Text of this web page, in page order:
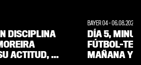
DISCIPLINA
ACTITUD, SU
BAYER 04-06.08.2026
DÍA 5,
FÚTBOL-
MAÑANA Y